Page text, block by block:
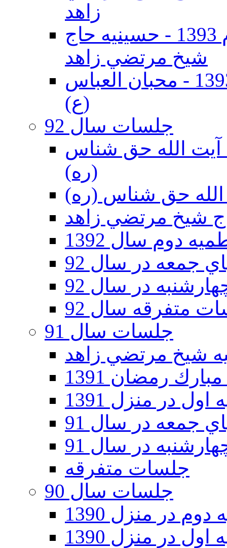
زاهد
جلسات دهه اول محرم الحرام 1393 - حسينيه حاج
شيخ مرتضي زاهد
جلسات دهه اول محرم الحرام 1393 - محبان العباس
(ع)
جلسات سال 92
92 - حسينيه آيت الله حق شناس
(ره)
دوم سال 1392
جمعه در سال 92
در سال 92
متفرقه سال 92
جلسات سال 91
رمضان 1391
در منزل 1391
جمعه در سال 91
در سال 91
جلسات متفرقه
جلسات سال 90
در منزل 1390
در منزل 1390